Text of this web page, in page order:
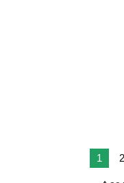
1 2